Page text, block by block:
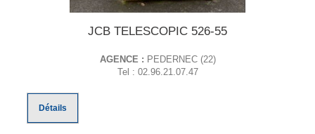
JCB TELESCOPIC 526-55
AGENCE : PEDERNEC (22)
Tel : 02.96.21.07.47
Détails